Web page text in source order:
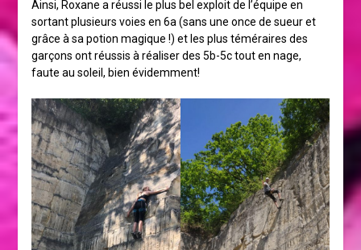
Ainsi, Roxane a réussi le plus bel exploit de l’équipe en
sortant plusieurs voies en 6a (sans une once de sueur et
grâce à sa potion magique !) et les plus téméraires des
garçons ont réussis à réaliser des 5b-5c tout en nage,
faute au soleil, bien évidemment!